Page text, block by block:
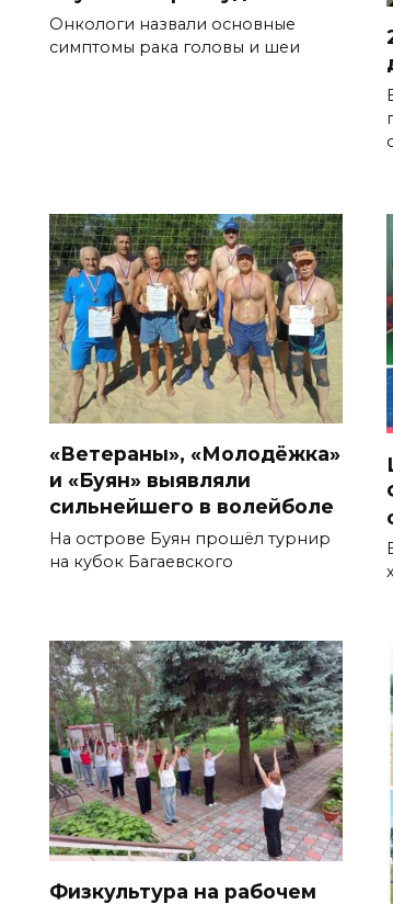
Онкологи назвали основные
симптомы рака головы и шеи
«Ветераны», «Молодёжка»
и «Буян» выявляли
сильнейшего в волейболе
На острове Буян прошёл турнир
на кубок Багаевского
Физкультура на рабочем